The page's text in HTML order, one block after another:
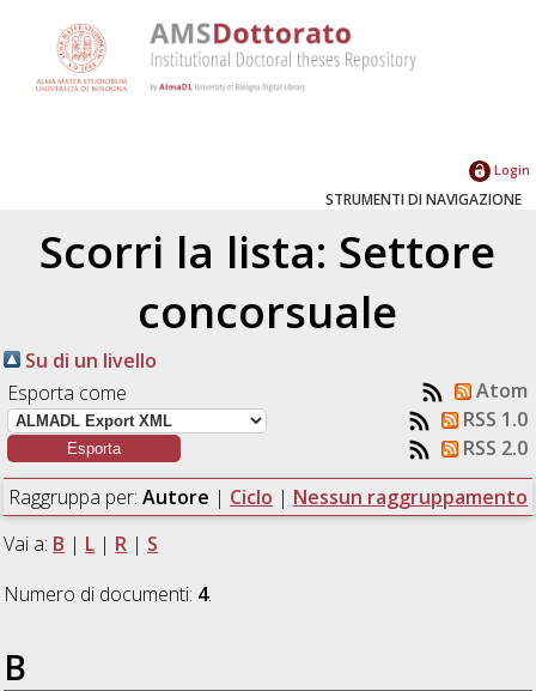
Login
STRUMENTI DI NAVIGAZIONE
Scorri la lista: Settore
concorsuale
Su di un livello
Esporta come
Atom
RSS 1.0
RSS 2.0
Raggruppa per: Autore | Ciclo | Nessun raggruppamento
Vai a: B | L | R | S
Numero di documenti: 4.
B